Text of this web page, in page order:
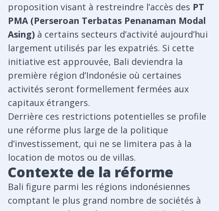
proposition visant à restreindre l’accès des PT
PMA (Perseroan Terbatas Penanaman Modal
Asing) à certains secteurs d’activité aujourd’hui
largement utilisés par les expatriés. Si cette
initiative est approuvée, Bali deviendra la
première région d’Indonésie où certaines
activités seront formellement fermées aux
capitaux étrangers.
Derrière ces restrictions potentielles se profile
une réforme plus large de la politique
d’investissement, qui ne se limitera pas à la
location de motos ou de villas.
Contexte de la réforme
Bali figure parmi les régions indonésiennes
comptant le plus grand nombre de sociétés à